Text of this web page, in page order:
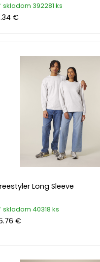
skladom 392281 ks
€
Long Sleeve
skladom 40318 ks
€